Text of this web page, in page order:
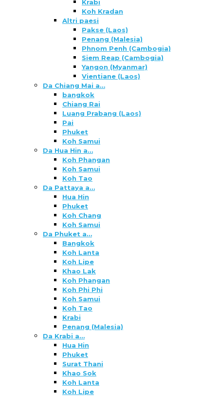
Krabi
Koh Kradan
Altri paesi
Pakse (Laos)
Penang (Malesia)
Phnom Penh (Cambogia)
Siem Reap (Cambogia)
Yangon (Myanmar)
Vientiane (Laos)
Da Chiang Mai a…
bangkok
Chiang Rai
Luang Prabang (Laos)
Pai
Phuket
Koh Samui
Da Hua Hin a…
Koh Phangan
Koh Samui
Koh Tao
Da Pattaya a…
Hua Hin
Phuket
Koh Chang
Koh Samui
Da Phuket a…
Bangkok
Koh Lanta
Koh Lipe
Khao Lak
Koh Phangan
Koh Phi Phi
Koh Samui
Koh Tao
Krabi
Penang (Malesia)
Da Krabi a…
Hua Hin
Phuket
Surat Thani
Khao Sok
Koh Lanta
Koh Lipe